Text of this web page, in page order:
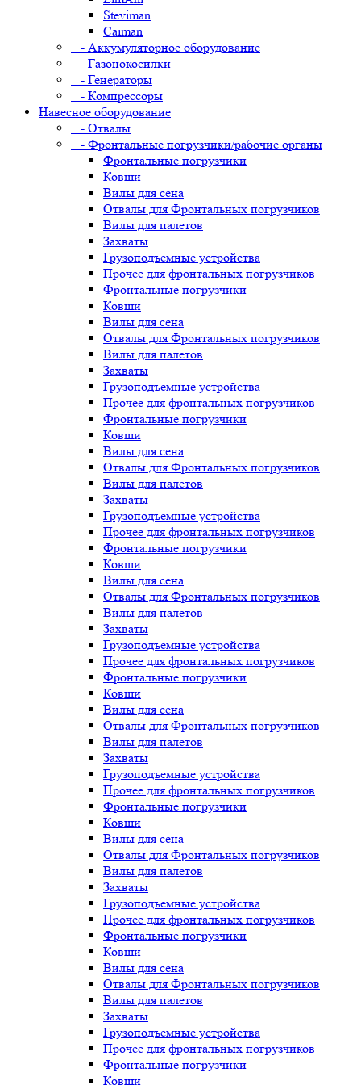
Steviman
Caiman
- Аккумуляторное оборудование
- Газонокосилки
- Генераторы
- Компрессоры
Навесное оборудование
- Отвалы
- Фронтальные погрузчики/рабочие органы
Фронтальные погрузчики
Ковши
Вилы для сена
Отвалы для Фронтальных погрузчиков
Вилы для палетов
Захваты
Грузоподъемные устройства
Прочее для фронтальных погрузчиков
Фронтальные погрузчики
Ковши
Вилы для сена
Отвалы для Фронтальных погрузчиков
Вилы для палетов
Захваты
Грузоподъемные устройства
Прочее для фронтальных погрузчиков
Фронтальные погрузчики
Ковши
Вилы для сена
Отвалы для Фронтальных погрузчиков
Вилы для палетов
Захваты
Грузоподъемные устройства
Прочее для фронтальных погрузчиков
Фронтальные погрузчики
Ковши
Вилы для сена
Отвалы для Фронтальных погрузчиков
Вилы для палетов
Захваты
Грузоподъемные устройства
Прочее для фронтальных погрузчиков
Фронтальные погрузчики
Ковши
Вилы для сена
Отвалы для Фронтальных погрузчиков
Вилы для палетов
Захваты
Грузоподъемные устройства
Прочее для фронтальных погрузчиков
Фронтальные погрузчики
Ковши
Вилы для сена
Отвалы для Фронтальных погрузчиков
Вилы для палетов
Захваты
Грузоподъемные устройства
Прочее для фронтальных погрузчиков
Фронтальные погрузчики
Ковши
Вилы для сена
Отвалы для Фронтальных погрузчиков
Вилы для палетов
Захваты
Грузоподъемные устройства
Прочее для фронтальных погрузчиков
Фронтальные погрузчики
Ковши